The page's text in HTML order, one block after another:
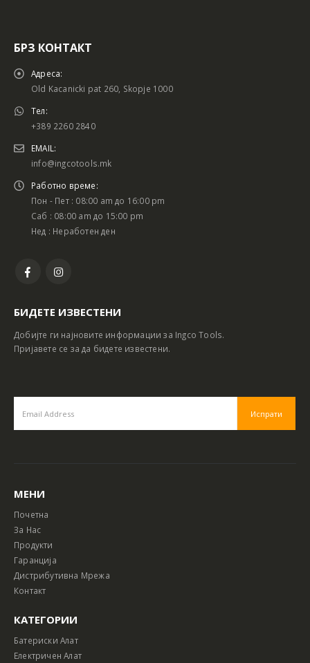
БРЗ КОНТАКТ
Адреса:
Old Kacanicki pat 260, Skopje 1000
Тел:
+389 2260 2840
EMAIL:
info@ingcotools.mk
Работно време:
Пон - Пет : 08:00 am до 16:00 pm
Саб : 08:00 am до 15:00 pm
Нед : Неработен ден
БИДЕТЕ ИЗВЕСТЕНИ
Добијте ги најновите информации за Ingco Tools.
Пријавете се за да бидете известени.
МЕНИ
Почетна
За Нас
Продукти
Гаранција
Дистрибутивна Мрежа
Контакт
КАТЕГОРИИ
Батериски Алат
Електричен Алат